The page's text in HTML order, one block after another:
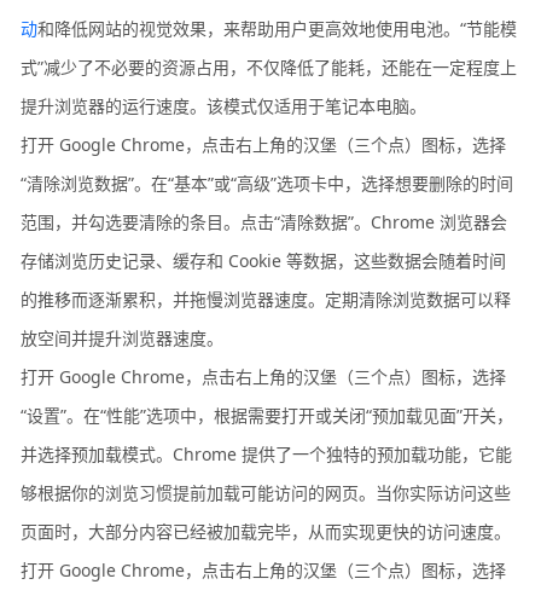
动和降低网站的视觉效果，来帮助用户更高效地使用电池。“节能模
式”减少了不必要的资源占用，不仅降低了能耗，还能在一定程度上
提升浏览器的运行速度。该模式仅适用于笔记本电脑。
打开 Google Chrome，点击右上角的汉堡（三个点）图标，选择
“清除浏览数据”。在“基本”或“高级”选项卡中，选择想要删除的时间
范围，并勾选要清除的条目。点击“清除数据”。Chrome 浏览器会
存储浏览历史记录、缓存和 Cookie 等数据，这些数据会随着时间
的推移而逐渐累积，并拖慢浏览器速度。定期清除浏览数据可以释
放空间并提升浏览器速度。
打开 Google Chrome，点击右上角的汉堡（三个点）图标，选择
“设置”。在“性能”选项中，根据需要打开或关闭“预加载见面”开关，
并选择预加载模式。Chrome 提供了一个独特的预加载功能，它能
够根据你的浏览习惯提前加载可能访问的网页。当你实际访问这些
页面时，大部分内容已经被加载完毕，从而实现更快的访问速度。
打开 Google Chrome，点击右上角的汉堡（三个点）图标，选择